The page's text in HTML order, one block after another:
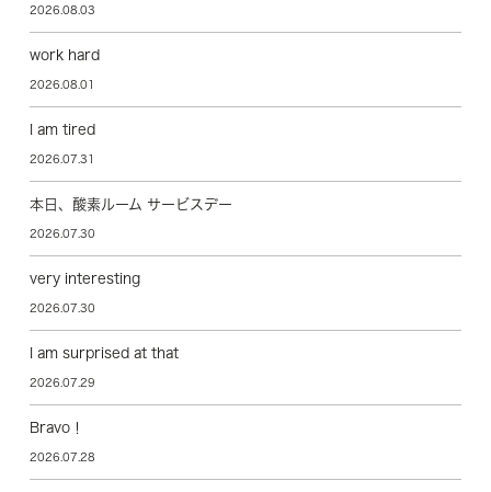
2026.08.03
work hard
2026.08.01
I am tired
2026.07.31
本日、酸素ルーム サービスデー
2026.07.30
very interesting
2026.07.30
I am surprised at that
2026.07.29
Bravo！
2026.07.28